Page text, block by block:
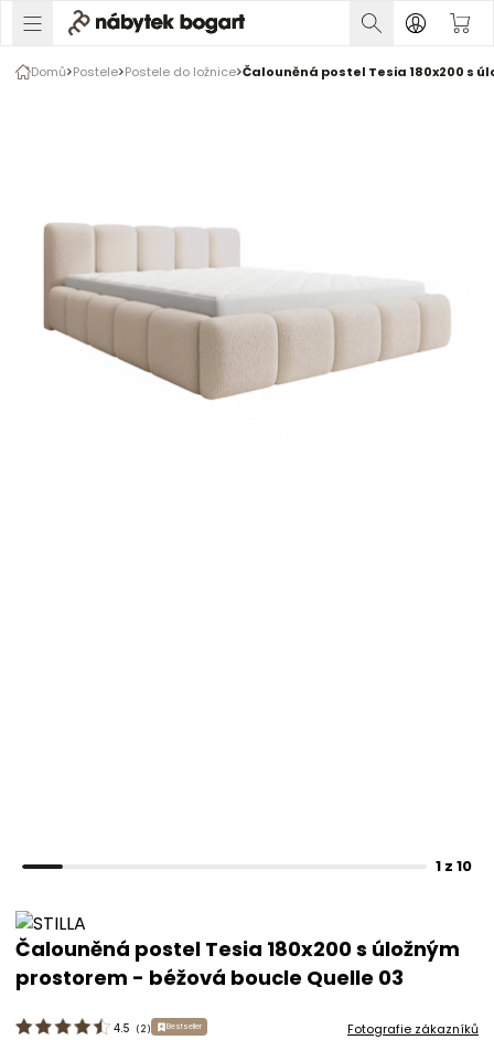
Domů Postele Postele do ložnice Čalouněná postel Tesia 180x200 s
1 z 10
Čalouněná postel Tesia 180x200 s úložným
prostorem - béžová boucle Quelle 03
4.5 ( 2 ) Bestseller Fotografie zákazníků